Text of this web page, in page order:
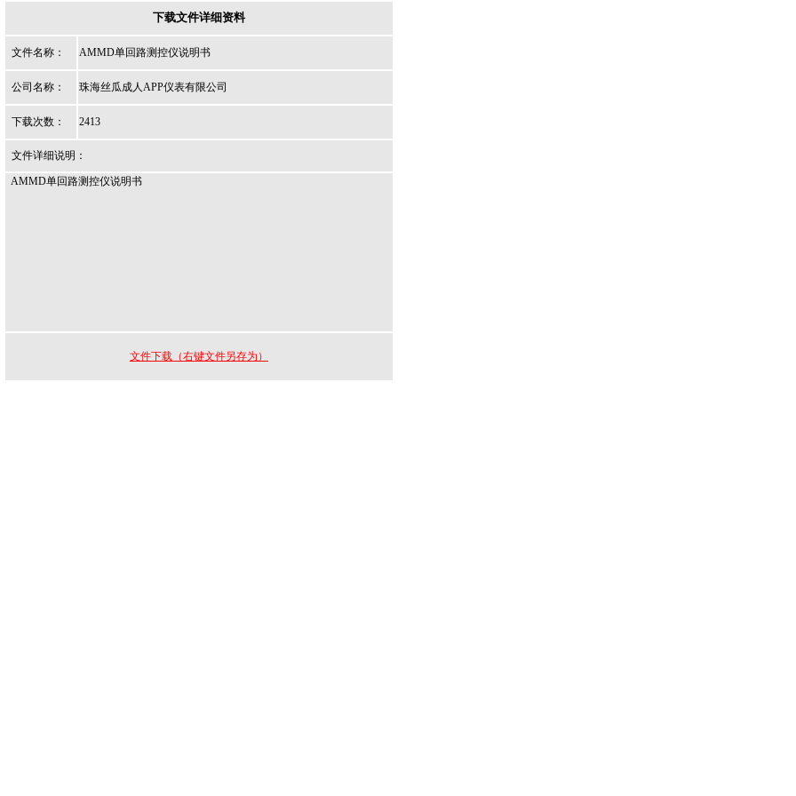
下载文件详细资料
文件名称： AMMD单回路测控仪说明书
公司名称： 珠海丝瓜成人APP仪表有限公司
下载次数： 2413
文件详细说明：
AMMD单回路测控仪说明书
文件下载（右键文件另存为）